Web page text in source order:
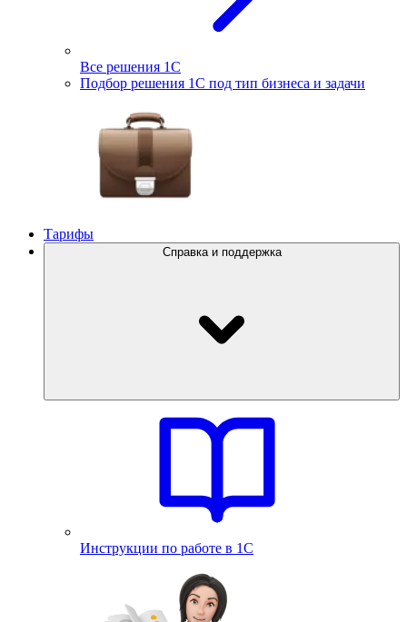
Все решения 1С
Подбор решения 1С под тип бизнеса и задачи
Тарифы
Справка и поддержка
Инструкции по работе в 1С